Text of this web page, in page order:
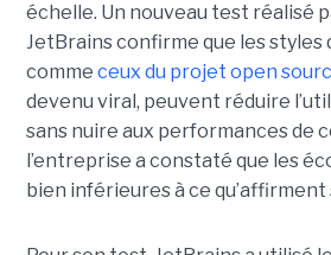
échelle. Un nouveau test réalisé
JetBrains confirme que les styles
comme ceux du projet open
devenu viral, peuvent réduire
sans nuire aux performances de
l’entreprise a constaté que les
bien inférieures à ce qu’affirment